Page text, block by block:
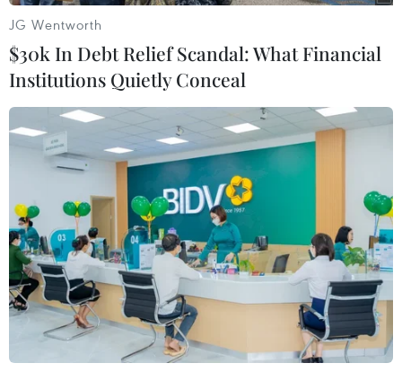
JG Wentworth
$30k In Debt Relief Scandal: What Financial
Institutions Quietly Conceal